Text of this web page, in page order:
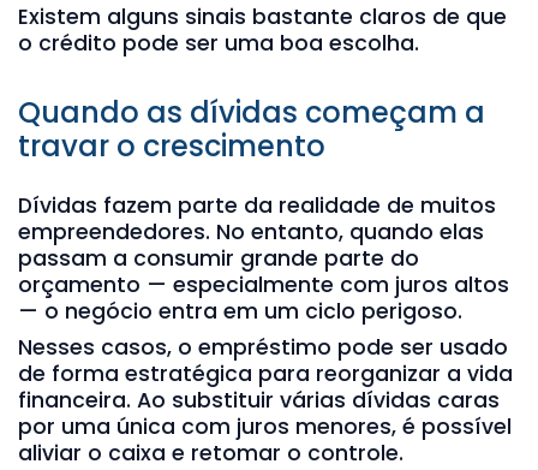
Existem alguns sinais bastante claros de que
o crédito pode ser uma boa escolha.
Quando as dívidas começam a
travar o crescimento
Dívidas fazem parte da realidade de muitos
empreendedores. No entanto, quando elas
passam a consumir grande parte do
orçamento — especialmente com juros altos
— o negócio entra em um ciclo perigoso.
Nesses casos, o empréstimo pode ser usado
de forma estratégica para reorganizar a vida
financeira. Ao substituir várias dívidas caras
por uma única com juros menores, é possível
aliviar o caixa e retomar o controle.